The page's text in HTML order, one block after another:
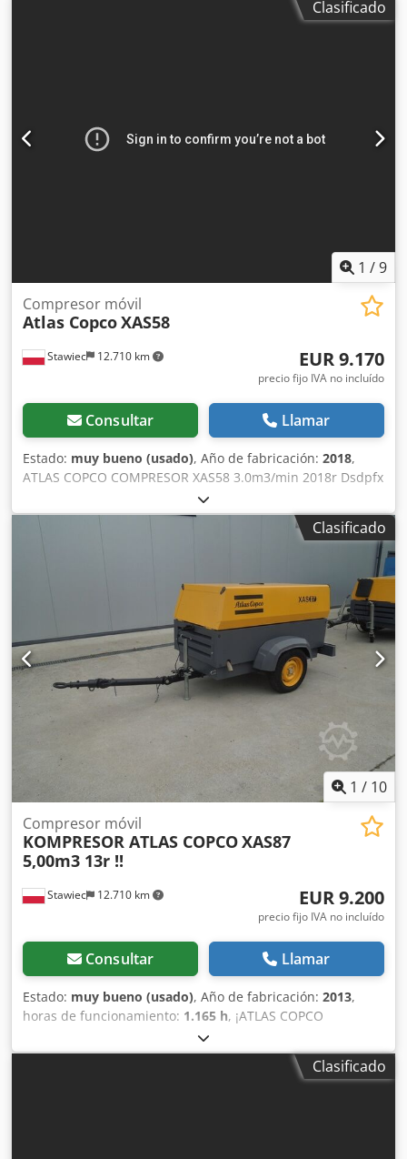
año de fabricación: 2015 motor: KUBOTA horas deClasificado
1 /9
Stawiec 12.710 km
Compresor móvil
Atlas CopcoXAS58
EUR 9.170
precio fijo IVA no incluído
Consultar Llamar
Estado: muy bueno (usado), Año de fabricación: 2018,
ATLAS COPCO COMPRESOR XAS58 3.0m3/min 2018r Dsdpfx
Apstyk Svsqskr DIESEL compresor ATLAS COPCO XAS 58
máquina después del servicio Datos técnicos: capacidad
3.00 m3/min; presión de trabajo 7 Bar; año de fabricación
48585 zł A continuación se muestra un enlace a un vídeo
que muestra cómo funciona la máquina
Clasificado
1 / 10
Stawiec 12.710 km
Compresor móvil
KOMPRESOR ATLAS COPCOXAS87
5,00m3 13r !!
EUR 9.200
precio fijo IVA no incluído
Consultar Llamar
Estado: muy bueno (usado), Año de fabricación: 2013,
horas de funcionamiento: 1.165 h, ¡ATLAS COPCO
COMPRESOR XAS87 5,00m3 13r ! DIESEL compresor ATLAS
COPCO XAS87 máquina después del servicio Datos
técnicos: capacidad 5.00 m3/min; presión de trabajo 7 Bar;
Clasificado